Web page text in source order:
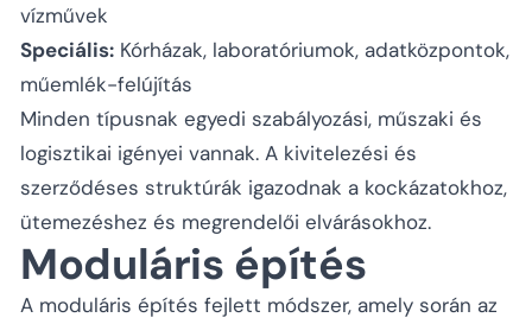
vízművek
Speciális: Kórházak, laboratóriumok, adatközpontok,
műemlék-felújítás
Minden típusnak egyedi szabályozási, műszaki és
logisztikai igényei vannak. A kivitelezési és
szerződéses struktúrák igazodnak a kockázatokhoz,
ütemezéshez és megrendelői elvárásokhoz.
Moduláris építés
A moduláris építés fejlett módszer, amely során az